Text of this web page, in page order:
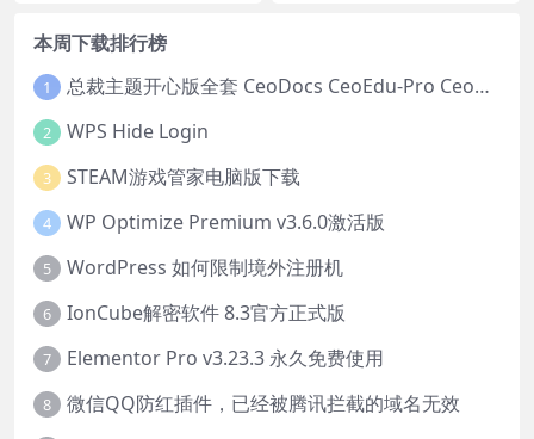
Press更换主题,你需要注意哪
新设置方法Elementor怎样在
一行内添加2个按钮
本周下载排行榜
1 总裁主题开心版全套 CeoDocs CeoEdu-Pro CeoMax-Pro CeoNova-Pro
2 WPS Hide Login
3 STEAM游戏管家电脑版下载
4 WP Optimize Premium v3.6.0激活版
5 WordPress 如何限制境外注册机
6 IonCube解密软件 8.3官方正式版
7 Elementor Pro v3.23.3 永久免费使用
8 微信QQ防红插件，已经被腾讯拦截的域名无效